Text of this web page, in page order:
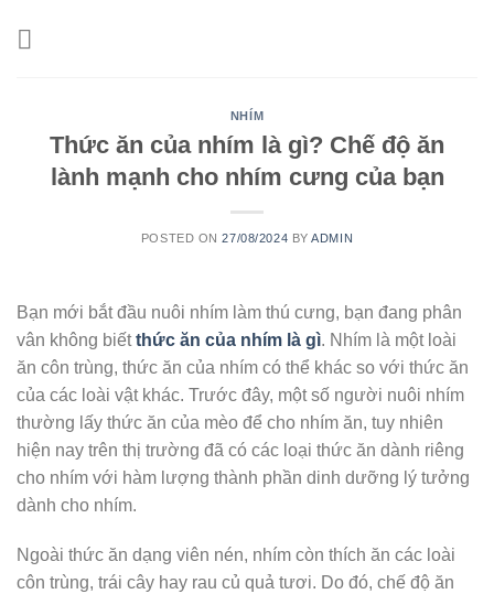
NHÍM
Thức ăn của nhím là gì? Chế độ ăn
lành mạnh cho nhím cưng của bạn
POSTED ON27/08/2024 BYADMIN
Bạn mới bắt đầu nuôi nhím làm thú cưng, bạn đang phân
vân không biếtthức ăn của nhím là gì. Nhím là một loài
ăn côn trùng, thức ăn của nhím có thể khác so với thức ăn
của các loài vật khác. Trước đây, một số người nuôi nhím
thường lấy thức ăn của mèo để cho nhím ăn, tuy nhiên
hiện nay trên thị trường đã có các loại thức ăn dành riêng
cho nhím với hàm lượng thành phần dinh dưỡng lý tưởng
dành cho nhím.
Ngoài thức ăn dạng viên nén, nhím còn thích ăn các loài
côn trùng, trái cây hay rau củ quả tươi. Do đó, chế độ ăn